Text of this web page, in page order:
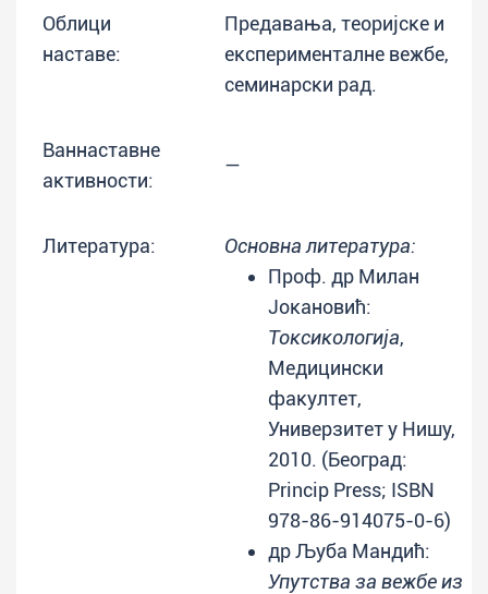
Облици
наставе:
Предавања, теоријске и
експерименталне вежбе,
семинарски рад.
Ваннаставне
активности:
—
Литература:
Основна литература:
Проф. др Милан
Јокановић:
Токсикологија,
Медицински
факултет,
Универзитет у Нишу,
2010. (Београд:
Princip Press; ISBN
978-86-914075-0-6)
др Љуба Мандић:
Упутства за вежбе из